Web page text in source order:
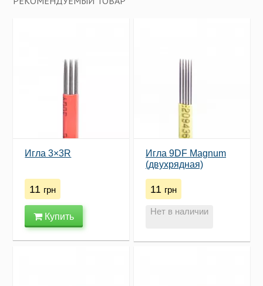
Игла 3×3R
11 грн
Купить
Игла 9DF Magnum
(двухрядная)
11 грн
Нет в наличии